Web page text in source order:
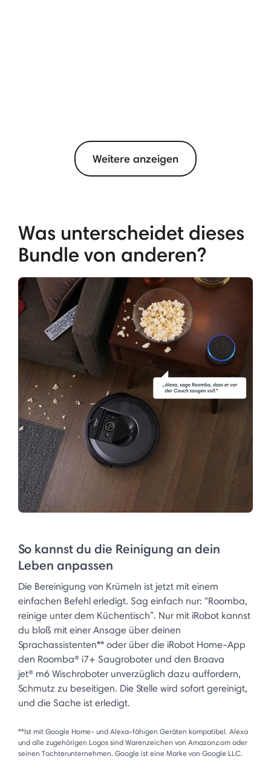
Weitere anzeigen
Was unterscheidet dieses
Bundle von anderen?
So kannst du die Reinigung an dein
Leben anpassen
Die Bereinigung von Krümeln ist jetzt mit einem
einfachen Befehl erledigt. Sag einfach nur: “Roomba,
reinige unter dem Küchentisch”. Nur mit iRobot kannst
du bloß mit einer Ansage über deinen
Sprachassistenten** oder über die iRobot Home-App
den Roomba® i7+ Saugroboter und den Braava
jet® m6 Wischroboter unverzüglich dazu auffordern,
Schmutz zu beseitigen. Die Stelle wird sofort gereinigt,
und die Sache ist erledigt.
**Ist mit Google Home- und Alexa-fähigen Geräten kompatibel. Alexa
und alle zugehörigen Logos sind Warenzeichen von Amazon.com oder
seinen Tochterunternehmen. Google ist eine Marke von Google LLC.